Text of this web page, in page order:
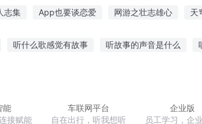
志集 App也要谈恋爱 网游之壮志雄心 天
听什么歌感觉有故事 听故事的声音是什么
能
接赋能
车联网平台
自在出行，听我想听
企业版
员工学习，企